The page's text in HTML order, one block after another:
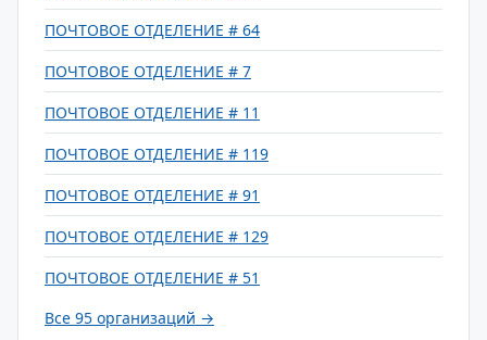
ПОЧТОВОЕ ОТДЕЛЕНИЕ # 64
ПОЧТОВОЕ ОТДЕЛЕНИЕ # 7
ПОЧТОВОЕ ОТДЕЛЕНИЕ # 11
ПОЧТОВОЕ ОТДЕЛЕНИЕ # 119
ПОЧТОВОЕ ОТДЕЛЕНИЕ # 91
ПОЧТОВОЕ ОТДЕЛЕНИЕ # 129
ПОЧТОВОЕ ОТДЕЛЕНИЕ # 51
Все 95 организаций →